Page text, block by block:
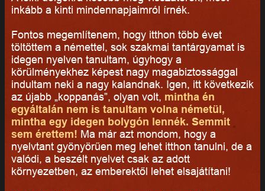
inkább a kinti mindennapjaimról írnék.
Fontos megemlítenem, hogy itthon több évet
töltöttem a némettel, sok szakmai tantárgyamat is
idegen nyelven tanultam, úgyhogy a
körülményekhez képest nagy magabiztossággal
indultam neki a nagy kalandnak. Igen, itt következik
az újabb „koppanás”, olyan volt, mintha én
egyáltalán nem is tanultam volna németül,
mintha egy idegen bolygón lennék. Semmit
sem érettem! Ma már azt mondom, hogy a
nyelvtant gyönyörűen meg lehet itthon tanulni, de a
valódi, a beszélt nyelvet csak az adott
környezetben, az emberektől lehet elsajátítani!